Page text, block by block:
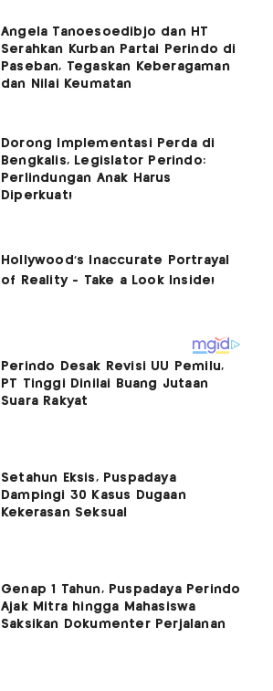
Angela Tanoesoedibjo dan HT
Serahkan Kurban Partai Perindo di
Paseban, Tegaskan Keberagaman
dan Nilai Keumatan
Dorong Implementasi Perda di
Bengkalis, Legislator Perindo:
Perlindungan Anak Harus
Diperkuat!
Perindo Desak Revisi UU Pemilu,
PT Tinggi Dinilai Buang Jutaan
Suara Rakyat
Setahun Eksis, Puspadaya
Dampingi 30 Kasus Dugaan
Kekerasan Seksual
Genap 1 Tahun, Puspadaya Perindo
Ajak Mitra hingga Mahasiswa
Saksikan Dokumenter Perjalanan